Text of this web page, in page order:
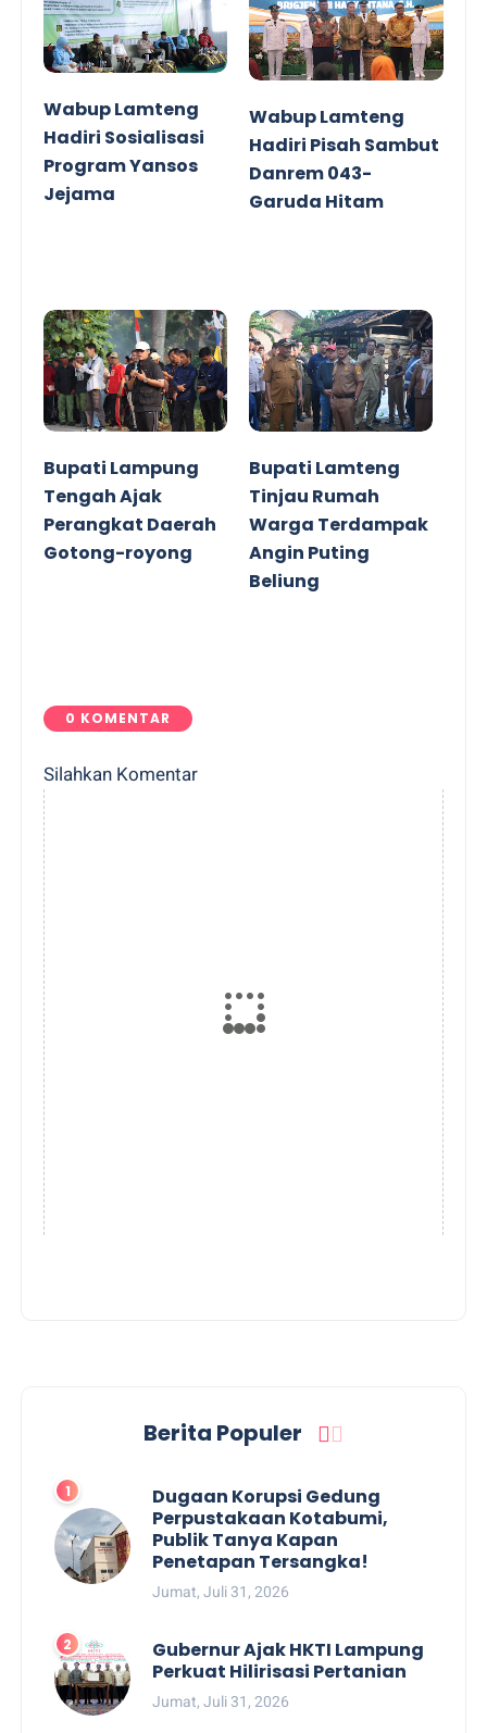
Wabup Lamteng
Hadiri Sosialisasi
Program Yansos
Jejama
Wabup Lamteng
Hadiri Pisah Sambut
Danrem 043-
Garuda Hitam
Bupati Lampung
Tengah Ajak
Perangkat Daerah
Gotong-royong
Bupati Lamteng
Tinjau Rumah
Warga Terdampak
Angin Puting
Beliung
0 KOMENTAR
Silahkan Komentar
Berita Populer
Dugaan Korupsi Gedung
Perpustakaan Kotabumi,
Publik Tanya Kapan
Penetapan Tersangka!
Jumat, Juli 31, 2026
Gubernur Ajak HKTI Lampung
Perkuat Hilirisasi Pertanian
Jumat, Juli 31, 2026